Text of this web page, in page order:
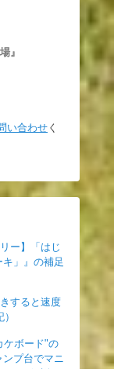
』
い合わせく
ー】「はじ
」』の補足
すると速度
ケボード"の
プ台でマニ